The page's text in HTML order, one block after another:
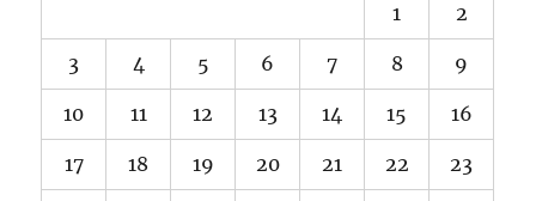
1 2
3 4 5 6 7 8 9
10 11 12 13 14 15 16
17 18 19 20 21 22 23